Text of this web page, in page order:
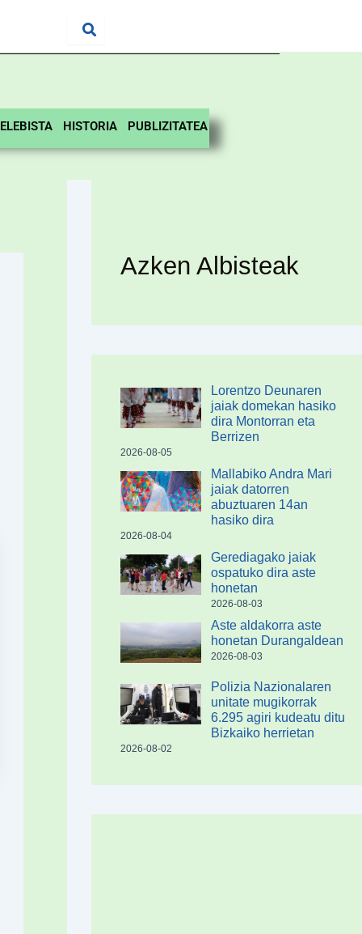
HISTORIA PUBLIZITATEA
Azken Albisteak
Lorentzo Deunaren
jaiak domekan hasiko
dira Montorran eta
Berrizen
2026-08-05
Mallabiko Andra Mari
jaiak datorren
abuztuaren 14an
hasiko dira
2026-08-04
Gerediagako jaiak
ospatuko dira aste
honetan
2026-08-03
Aste aldakorra aste
honetan Durangaldean
2026-08-03
Polizia Nazionalaren
unitate mugikorrak
6.295 agiri kudeatu ditu
Bizkaiko herrietan
2026-08-02